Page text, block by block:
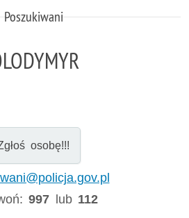
Poszukiwani
osobę!!!
997 lub 112